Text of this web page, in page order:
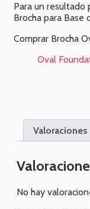
Para un resultado
Brocha para Base
Comprar Brocha
Oval
Valoraciones
No hay